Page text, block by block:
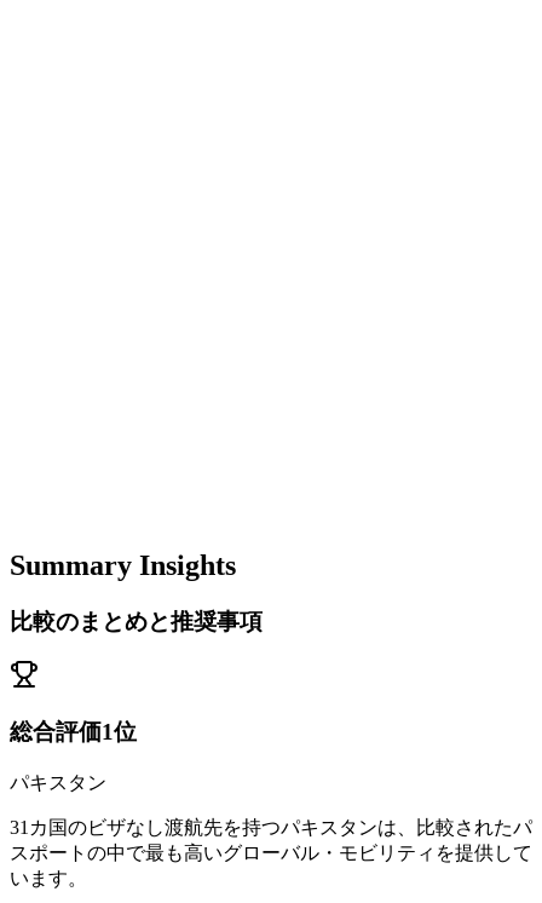
Summary Insights
比較のまとめと推奨事項
総合評価1位
パキスタン
31カ国のビザなし渡航先を持つパキスタンは、比較されたパ
スポートの中で最も高いグローバル・モビリティを提供して
います。